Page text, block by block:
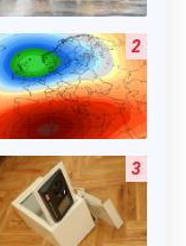
2
3